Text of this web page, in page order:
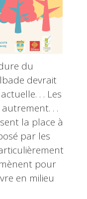
du
devrait
. . Les
. .
la place à
par les
pour
en milieu